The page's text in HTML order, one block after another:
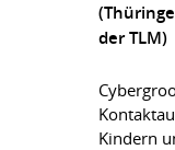
der TLM)
Kindern